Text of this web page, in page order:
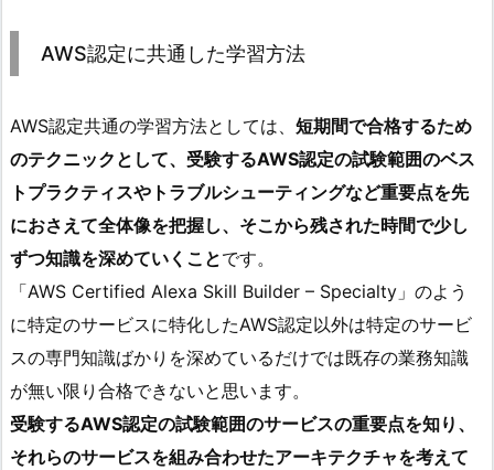
AWS認定に共通した学習方法
AWS認定共通の学習方法としては、 短期間で合格するため
のテクニックとして、受験するAWS認定の試験範囲のベス
トプラクティスやトラブルシューティングなど重要点を先
におさえて全体像を把握し、そこから残された時間で少し
ずつ知識を深めていくことです。
「AWS Certified Alexa Skill Builder – Specialty」のよう
に特定のサービスに特化したAWS認定以外は特定のサービ
スの専門知識ばかりを深めているだけでは既存の業務知識
が無い限り合格できないと思います。
受験するAWS認定の試験範囲のサービスの重要点を知り、
それらのサービスを組み合わせたアーキテクチャを考えて